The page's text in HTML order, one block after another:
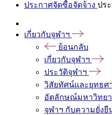
ประกาศจัดซื้อจัดจ้าง ปร
เกี่ยวกับจุฬาฯ
ย้อนกลับ
เกี่ยวกับจุฬาฯ
ประวัติจุฬาฯ
วิสัยทัศน์และยุทธศ
อัตลักษณ์มหาวิทย
จุฬาฯ กับความยั่งยื